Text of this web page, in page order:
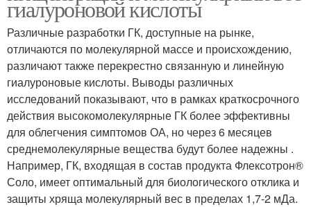
гиалуроновой кислоты
Различные разработки ГК, доступные на рынке,
отличаются по молекулярной массе и происхождению,
различают также перекрестно связанную и линейную
гиалуроновые кислоты. Выводы различных
исследований показывают, что в рамках краткосрочного
действия высокомолекулярные ГК более эффективны
для облегчения симптомов ОА, но через 6 месяцев
среднемолекулярные вещества будут более надежны .
Например, ГК, входящая в состав продукта Флексотрон®
Соло, имеет оптимальный для биологического отклика и
защиты хряща молекулярный вес в пределах 1,7-2 мДа.